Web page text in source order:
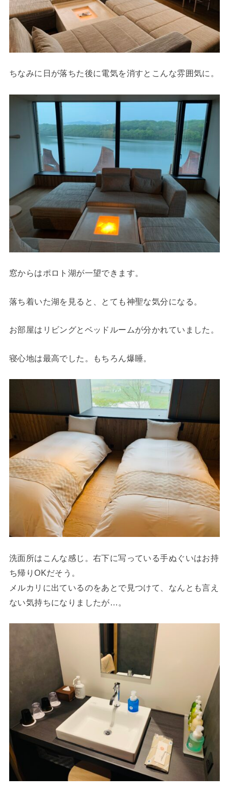
ちなみに日が落ちた後に電気を消すとこんな雰囲気に。
窓からはポロト湖が一望できます。
落ち着いた湖を見ると、とても神聖な気分になる。
お部屋はリビングとベッドルームが分かれていました。
寝心地は最高でした。もちろん爆睡。
洗面所はこんな感じ。右下に写っている手ぬぐいはお持
ち帰りOKだそう。
メルカリに出ているのをあとで見つけて、なんとも言え
ない気持ちになりましたが…。